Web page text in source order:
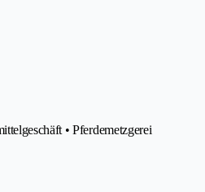
• Pferdemetzgerei